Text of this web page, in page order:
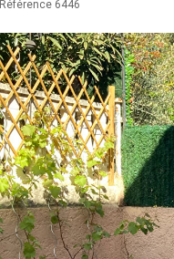
Référence 6446